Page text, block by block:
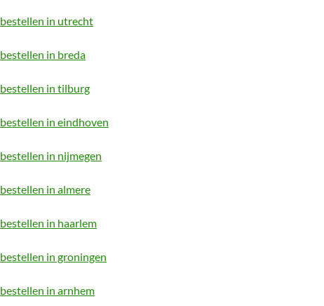
bestellen in utrecht
bestellen in breda
bestellen in tilburg
bestellen in eindhoven
bestellen in nijmegen
bestellen in almere
bestellen in haarlem
bestellen in groningen
bestellen in arnhem